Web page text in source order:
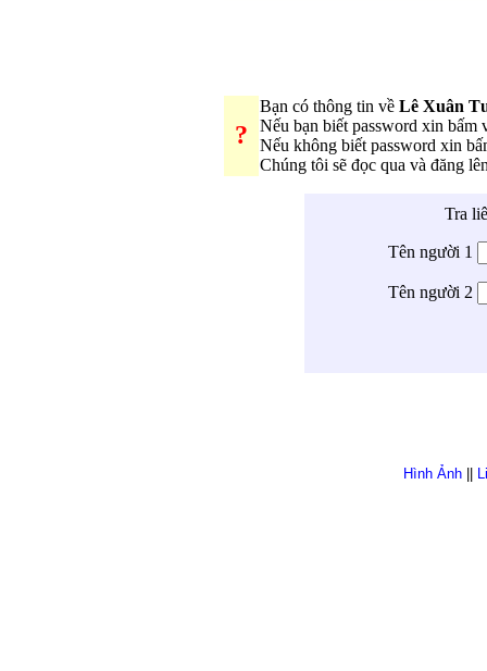
?
Bạn có thông tin về Lê Xuân
Nếu bạn biết password xin bấm
Nếu không biết password xin
Chúng tôi sẽ đọc qua và đăng
Tra
Tên người 1
Tên người 2
Hình Ảnh